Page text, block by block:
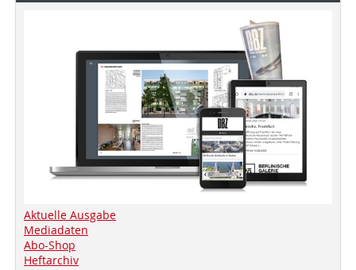
Aktuelle Ausgabe
Mediadaten
Abo-Shop
Heftarchiv